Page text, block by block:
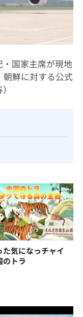
国家主席が現地
朝鮮に対する公式
た気になっチャイ
のトラ